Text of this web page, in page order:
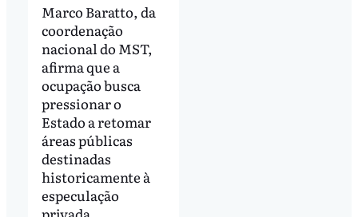
Marco Baratto, da
coordenação
nacional do MST,
afirma que a
ocupação busca
pressionar o
Estado a retomar
áreas públicas
destinadas
historicamente à
especulação